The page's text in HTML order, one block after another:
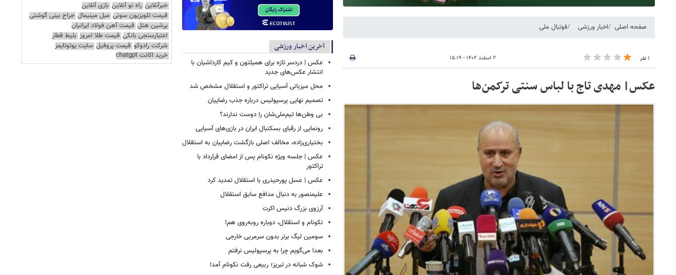
صفحه اصلی اخبار ورزشی فوتبال ملی
۱ نفر ۲ اسفند ۱۴۰۲ - ۱۵:۱۹
عکس‌| مهدی تاج با لباس سنتی ترکمن‌ها
آخرین اخبار ورزشی
عکس | دردسر تازه برای همیلتون و کیم کارداشیان با
انتشار عکس‌های جدید
محل میزبانی آسیایی تراکتور و استقلال مشخص شد
تصمیم نهایی پرسپولیس درباره جذب رضاییان
بی وطن‌ها تیم‌ملی‌شان را دوست ندارند؟
رونمایی از رقبای بسکتبال ایران در بازی‌های آسیایی
بختیاری‌زاده، مخالف اصلی بازگشت رضاییان به استقلال
عکس | جلسه ویژه نکونام پس از امضای قرارداد با
تراکتور
عکس | عسل پورحیدری با استقلال تمدید کرد
علیمنصور به دنبال مدافع سابق استقلال
آرزوی بزرگ دنیس اکرت
نکونام و استقلال، دوباره روبه‌روی هم!
سومین لیگ برتر بدون سرمربی خارجی
بعدا می‌گویم چرا به پرسپولیس نرفتم
شوک شبانه در تبریز؛ ربیعی رفت نکونام آمد!
خبرآنلاین راه نو آنلاین بازی آنلاین
قیمت تلویزیون سونی مبل مینیمال جراح بینی گوشتی
پرشین هتل قیمت آهن فولاد ایرانیان
اعتبارسنجی بانکی قیمت طلا امروز بلیط قطار
شرکت رادوکو قیمت پروفیل سایت یوتوتایمز
خرید اکانت chatgpt